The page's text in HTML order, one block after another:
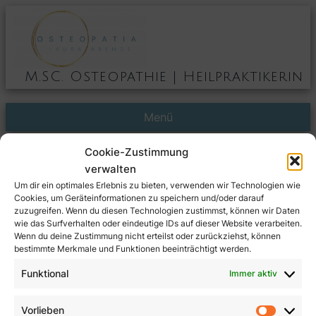
Cookie-Zustimmung
verwalten
Um dir ein optimales Erlebnis zu bieten, verwenden wir Technologien wie
Cookies, um Geräteinformationen zu speichern und/oder darauf
zuzugreifen. Wenn du diesen Technologien zustimmst, können wir Daten
wie das Surfverhalten oder eindeutige IDs auf dieser Website verarbeiten.
Wenn du deine Zustimmung nicht erteilst oder zurückziehst, können
bestimmte Merkmale und Funktionen beeinträchtigt werden.
Funktional Immer aktiv
Vorlieben
M.SC. Osteopathie | Heilpraktikerin
Menü
Impressum
Angaben gemäß § 5 DDG
Verantwortliche für diese Website:
Laura Peta Arends
21029 Hamburg